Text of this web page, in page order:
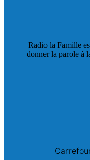
Radio la Famille
donner la parole à